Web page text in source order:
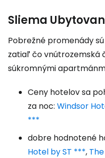
Sliema
Pobrežné promenády
zatiaľ čo vnútrozemská
súkromnými
Ceny hotelov sa
za noc: Windsor
***
dobre hodnotené
Hotel by ST ***,